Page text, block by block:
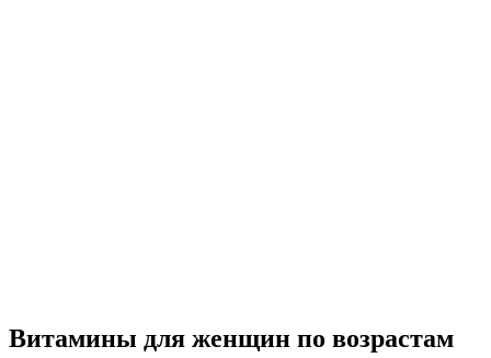
Витамины для женщин по возрастам